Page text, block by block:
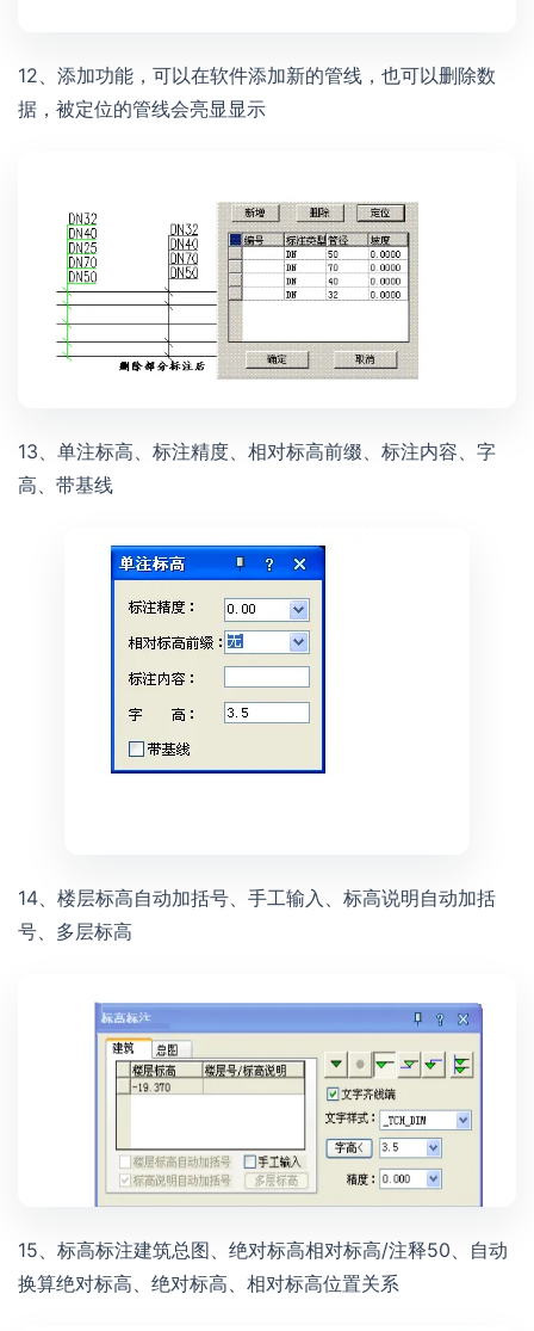
12、添加功能，可以在软件添加新的管线，也可以删除数
据，被定位的管线会亮显显示
13、单注标高、标注精度、相对标高前缀、标注内容、字
高、带基线
14、楼层标高自动加括号、手工输入、标高说明自动加括
号、多层标高
15、标高标注建筑总图、绝对标高相对标高/注释50、自动
换算绝对标高、绝对标高、相对标高位置关系